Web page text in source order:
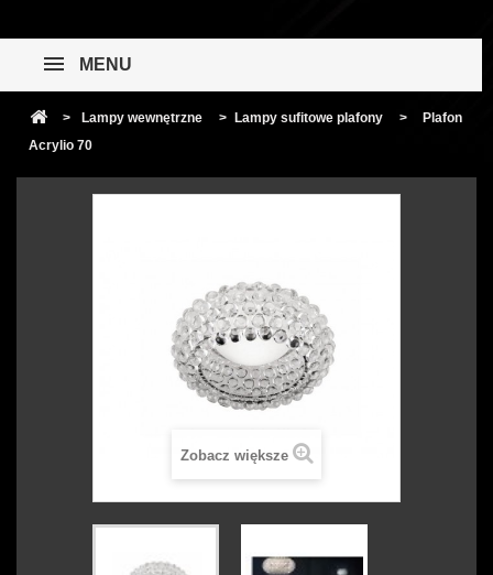
MENU
> Lampy wewnętrzne > Lampy sufitowe plafony >
Plafon
Acrylio 70
Zobacz większe